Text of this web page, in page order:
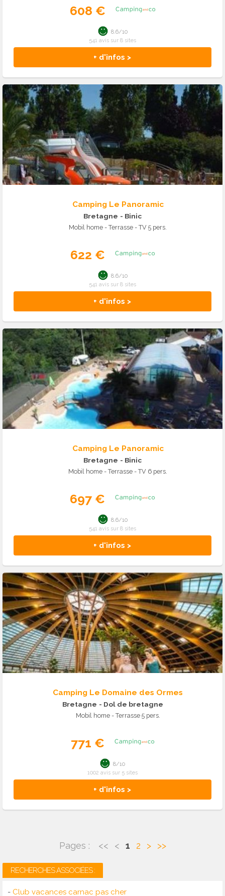
608 €
+ d'infos >
8.6/10
541 avis sur 8 sites
Camping Le Panoramic
Bretagne - Binic
Mobil home - Terrasse - TV 5 pers.
622 €
+ d'infos >
8.6/10
541 avis sur 8 sites
Camping Le Panoramic
Bretagne - Binic
Mobil home - Terrasse - TV 6 pers.
697 €
+ d'infos >
8.6/10
541 avis sur 8 sites
Camping Le Domaine des Ormes
Bretagne - Dol de bretagne
Mobil home - Terrasse 5 pers.
771 €
+ d'infos >
8/10
1002 avis sur 5 sites
Pages : << < 1 2 > >>
RECHERCHES ASSOCIÉES :
- Club vacances carnac pas cher